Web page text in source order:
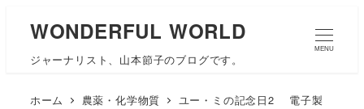
WONDERFUL WORLD
ジャーナリスト、山本節子のブログです。
MENU
ホーム 農薬・化学物質
ユー・ミの記念日2 電子製